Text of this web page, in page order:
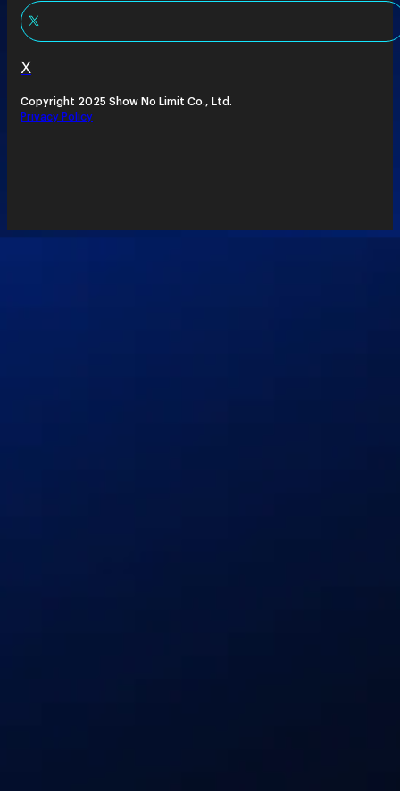
X
Copyright 2025 Show No Limit Co., Ltd.
Privacy Policy